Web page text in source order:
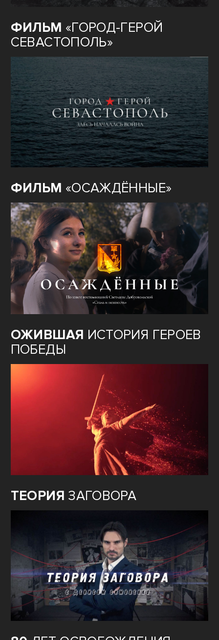
ФИЛЬМ «ГОРОД-ГЕРОЙ
СЕВАСТОПОЛЬ»
ФИЛЬМ «ОСАЖДЁННЫЕ»
ОЖИВШАЯ ИСТОРИЯ ГЕРОЕВ
ПОБЕДЫ
ТЕОРИЯ ЗАГОВОРА